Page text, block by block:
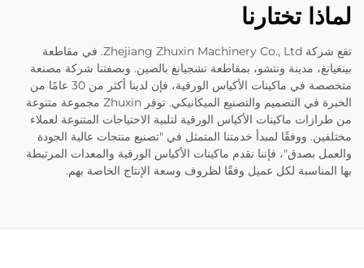
لماذا تختارنا
تقع شركة Zhejiang Zhuxin Machinery Co., Ltd. في مقاطعة
بينغيانغ، مدينة ونتشو، بمقاطعة تشجيانغ بالصين. وبصفتنا شركة مصنعة
متخصصة في ماكينات الأكياس الورقية، فإن لدينا أكثر من 30 عامًا من
الخبرة في التصميم والتصنيع الميكانيكي. توفر Zhuxin مجموعة متنوعة
من طرازات ماكينات الأكياس الورقية لتلبية الاحتياجات المتنوعة لعملاء
مختلفين. ووفقًا لمبدأ خدمتنا المتمثل في "تصنيع منتجات عالية الجودة
والعمل بصدق"، فإننا نقدم ماكينات الأكياس الورقية والمعدات المرتبطة
بها المناسبة لكل عميل وفقًا لظروف وسعة الإنتاج الخاصة بهم.